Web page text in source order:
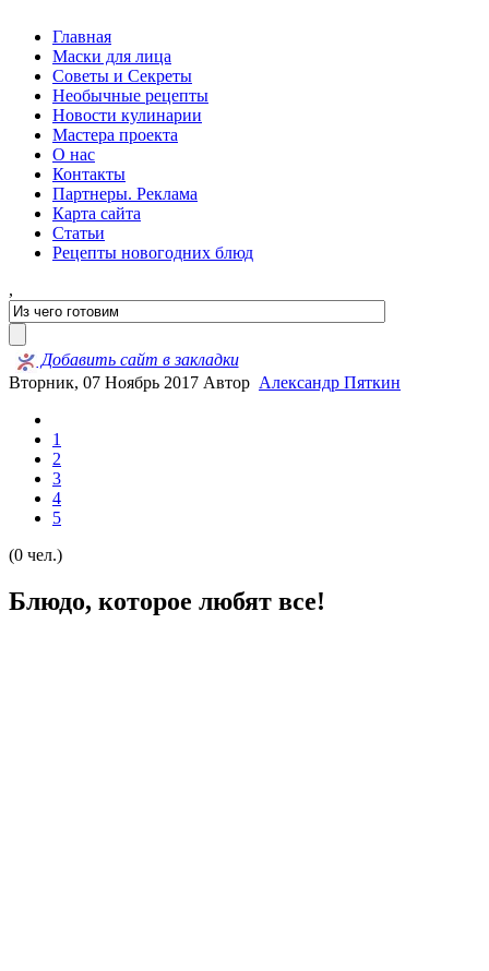
Главная
Маски для лица
Советы и Секреты
Необычные рецепты
Новости кулинарии
Мастера проекта
О нас
Контакты
Партнеры. Реклама
Карта сайта
Статьи
Рецепты новогодних блюд
,
Добавить сайт в закладки
Вторник, 07 Ноябрь 2017 Автор Александр Пяткин
1
2
3
4
5
(0 чел.)
Блюдо, которое любят все!